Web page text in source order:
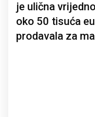
je ulična
oko 50 tisuća
prodavala za